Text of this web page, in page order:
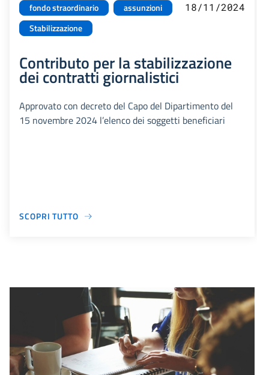
fondo straordinario
assunzioni
Stabilizzazione
18/11/2024
Contributo per la stabilizzazione
dei contratti giornalistici
Approvato con decreto del Capo del Dipartimento del
15 novembre 2024 l’elenco dei soggetti beneficiari
SCOPRI TUTTO